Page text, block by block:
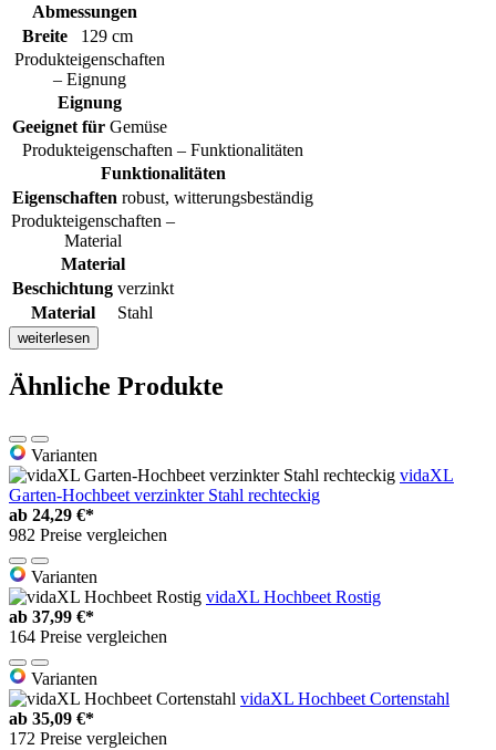
Abmessungen
Breite
129 cm
Produkteigenschaften
– Eignung
Eignung
Geeignet für Gemüse
Produkteigenschaften – Funktionalitäten
Funktionalitäten
Eigenschaften robust, witterungsbeständig
Produkteigenschaften –
Material
Material
Beschichtung verzinkt
Material
Stahl
weiterlesen
Ähnliche Produkte
Varianten
vidaXL
Garten-Hochbeet verzinkter Stahl rechteckig
ab 24,29 €*
982 Preise vergleichen
Varianten
vidaXL Hochbeet Rostig
ab 37,99 €*
164 Preise vergleichen
Varianten
vidaXL Hochbeet Cortenstahl
ab 35,09 €*
172 Preise vergleichen